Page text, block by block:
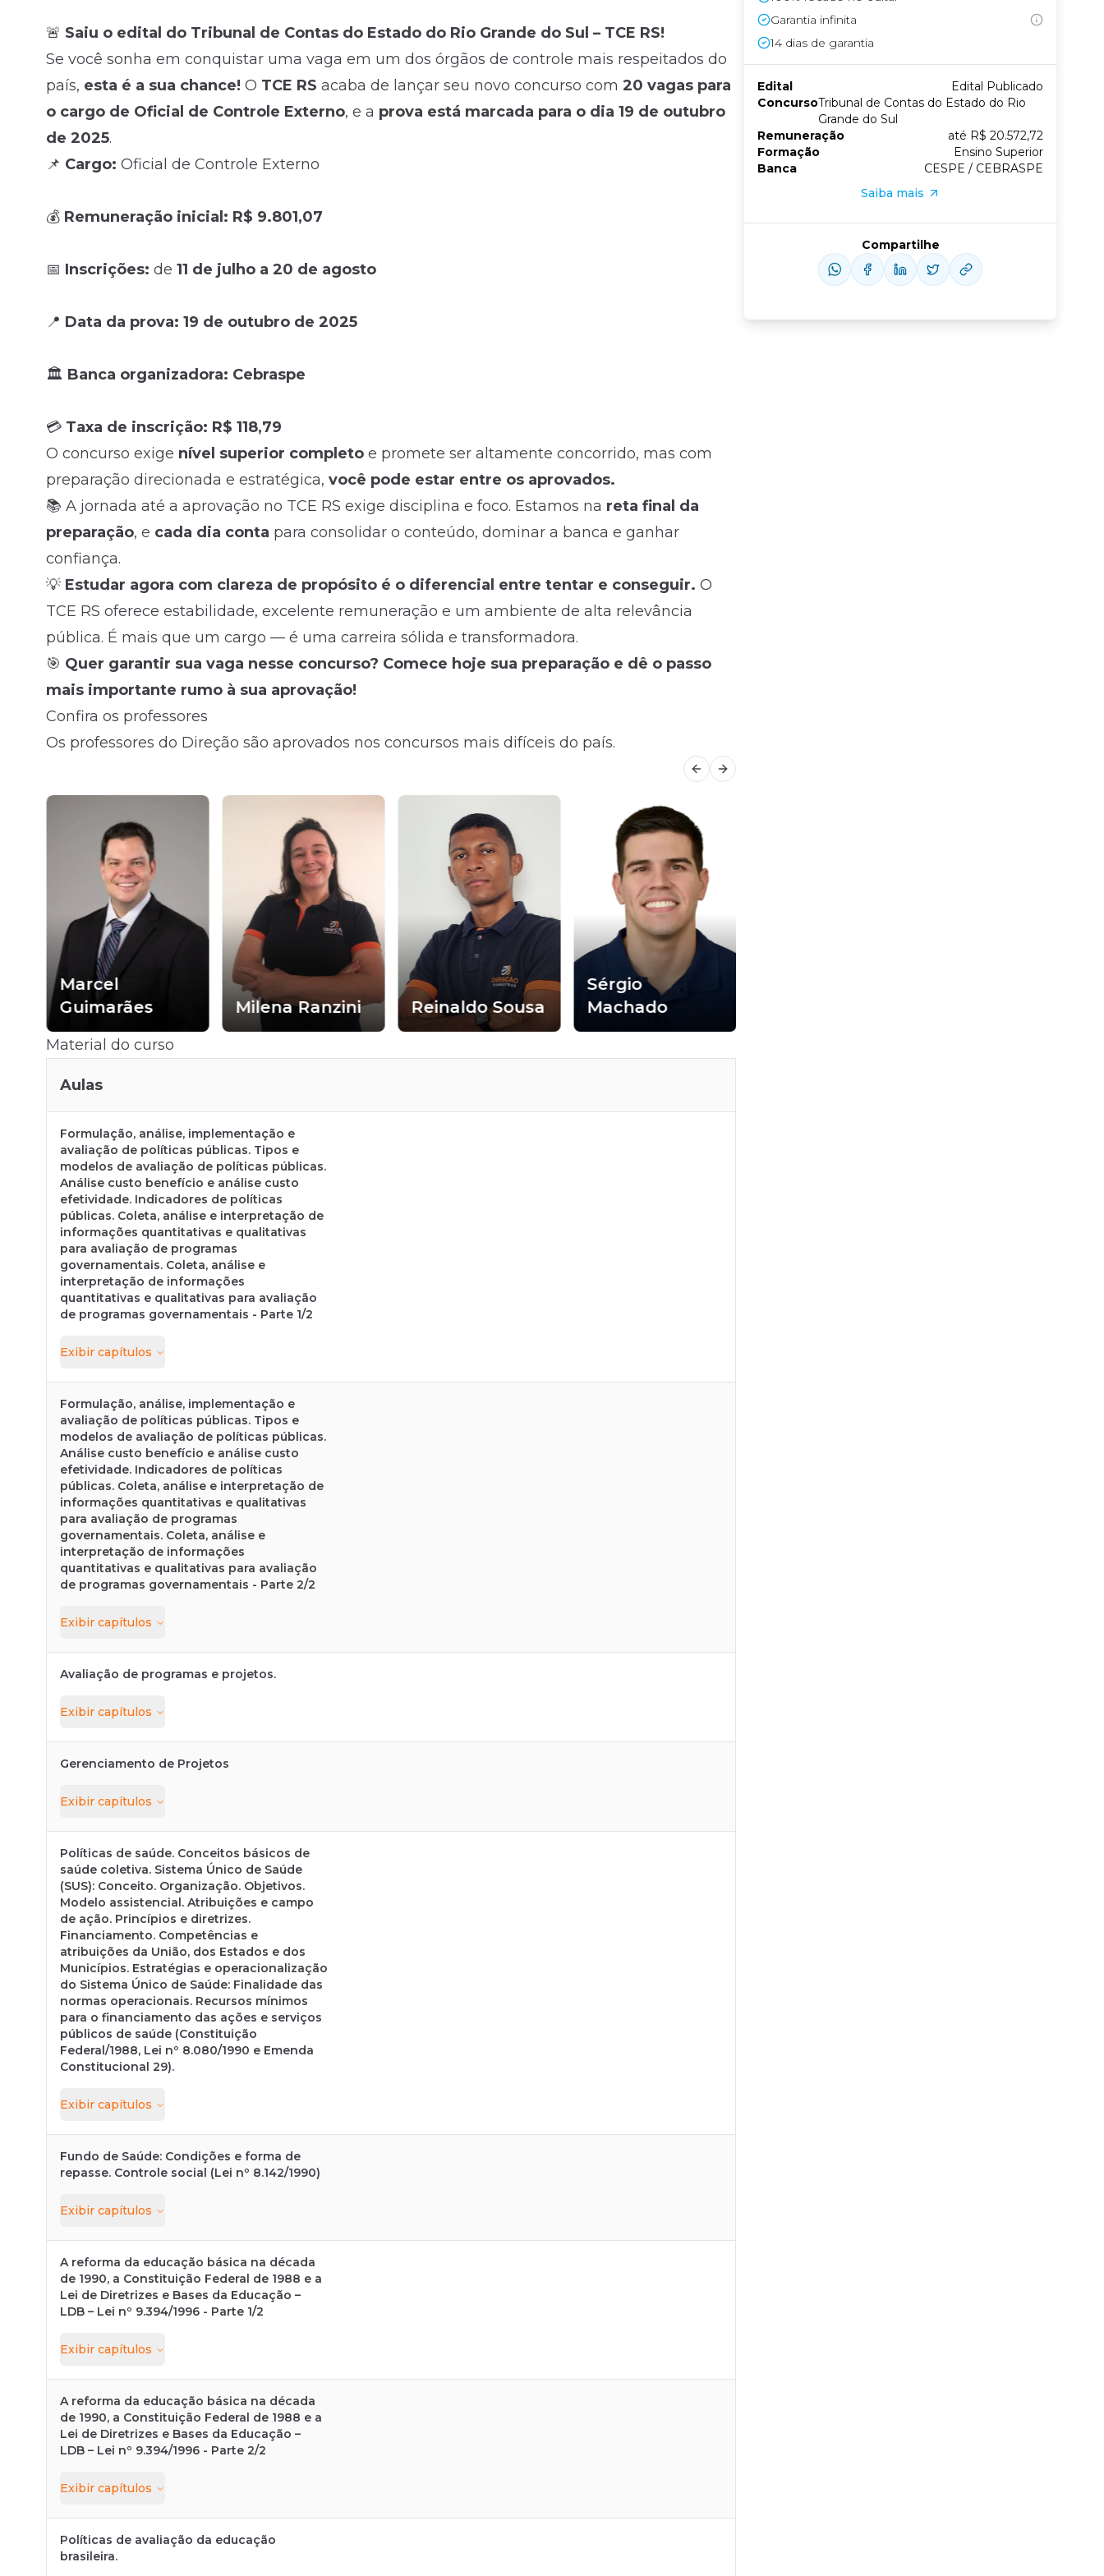
Fale com o time comercial
🚨 Saiu o edital do Tribunal de Contas do Estado do Rio Grande do Sul – TCE RS!
Se você sonha em conquistar uma vaga em um dos órgãos de controle mais respeitados do
país, esta é a sua chance! O TCE RS acaba de lançar seu novo concurso com 20 vagas para
o cargo de Oficial de Controle Externo, e a prova está marcada para o dia 19 de outubro
de 2025.
📌 Cargo: Oficial de Controle Externo
💰 Remuneração inicial: R$ 9.801,07
📅 Inscrições: de 11 de julho a 20 de agosto
📍 Data da prova: 19 de outubro de 2025
🏛️ Banca organizadora: Cebraspe
💳 Taxa de inscrição: R$ 118,79
O concurso exige nível superior completo e promete ser altamente concorrido, mas com
preparação direcionada e estratégica, você pode estar entre os aprovados.
📚 A jornada até a aprovação no TCE RS exige disciplina e foco. Estamos na reta final da
preparação, e cada dia conta para consolidar o conteúdo, dominar a banca e ganhar
confiança.
💡 Estudar agora com clareza de propósito é o diferencial entre tentar e conseguir. O
TCE RS oferece estabilidade, excelente remuneração e um ambiente de alta relevância
pública. É mais que um cargo — é uma carreira sólida e transformadora.
🎯 Quer garantir sua vaga nesse concurso? Comece hoje sua preparação e dê o passo
mais importante rumo à sua aprovação!
Confira os professores
Os professores do Direção são aprovados nos concursos mais difíceis do país.
Previous slide
Next slide
Marcel
Guimarães
Milena Ranzini Reinaldo Sousa
Sérgio
Machado
Material do curso
Aulas
Formulação, análise, implementação e
avaliação de políticas públicas. Tipos e
modelos de avaliação de políticas públicas.
Análise custo benefício e análise custo
efetividade. Indicadores de políticas
públicas. Coleta, análise e interpretação de
informações quantitativas e qualitativas
para avaliação de programas
governamentais. Coleta, análise e
interpretação de informações
quantitativas e qualitativas para avaliação
de programas governamentais - Parte 1/2
Exibir capítulos
Formulação, análise, implementação e
avaliação de políticas públicas. Tipos e
modelos de avaliação de políticas públicas.
Análise custo benefício e análise custo
efetividade. Indicadores de políticas
públicas. Coleta, análise e interpretação de
informações quantitativas e qualitativas
para avaliação de programas
governamentais. Coleta, análise e
interpretação de informações
quantitativas e qualitativas para avaliação
de programas governamentais - Parte 2/2
Exibir capítulos
Avaliação de programas e projetos.
Exibir capítulos
Gerenciamento de Projetos
Exibir capítulos
Políticas de saúde. Conceitos básicos de
saúde coletiva. Sistema Único de Saúde
(SUS): Conceito. Organização. Objetivos.
Modelo assistencial. Atribuições e campo
de ação. Princípios e diretrizes.
Financiamento. Competências e
atribuições da União, dos Estados e dos
Municípios. Estratégias e operacionalização
do Sistema Único de Saúde: Finalidade das
normas operacionais. Recursos mínimos
para o financiamento das ações e serviços
públicos de saúde (Constituição
Federal/1988, Lei nº 8.080/1990 e Emenda
Constitucional 29).
Exibir capítulos
Fundo de Saúde: Condições e forma de
repasse. Controle social (Lei nº 8.142/1990)
Exibir capítulos
A reforma da educação básica na década
de 1990, a Constituição Federal de 1988 e a
Lei de Diretrizes e Bases da Educação –
LDB – Lei nº 9.394/1996 - Parte 1/2
Exibir capítulos
A reforma da educação básica na década
de 1990, a Constituição Federal de 1988 e a
Lei de Diretrizes e Bases da Educação –
LDB – Lei nº 9.394/1996 - Parte 2/2
Exibir capítulos
Políticas de avaliação da educação
brasileira.
Garantia infinita
14 dias de garantia
Edital
Edital Publicado
ConcursoTribunal de Contas do Estado do Rio
Grande do Sul
Remuneração
até R$ 20.572,72
Formação
Ensino Superior
Banca
CESPE / CEBRASPE
Saiba mais
Compartilhe